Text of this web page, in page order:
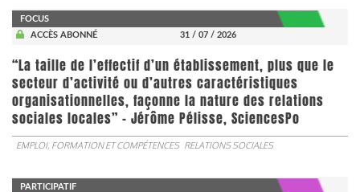
FOCUS
ACCÈS ABONNÉ
31 / 07 / 2026
“La taille de l’effectif d’un établissement, plus que le
secteur d’activité ou d’autres caractéristiques
organisationnelles, façonne la nature des relations
sociales locales” - Jérôme Pélisse, SciencesPo
EMPLOI, FORMATION ET COMPÉTENCES RELATIONS SOCIALES
PARTICIPATIF